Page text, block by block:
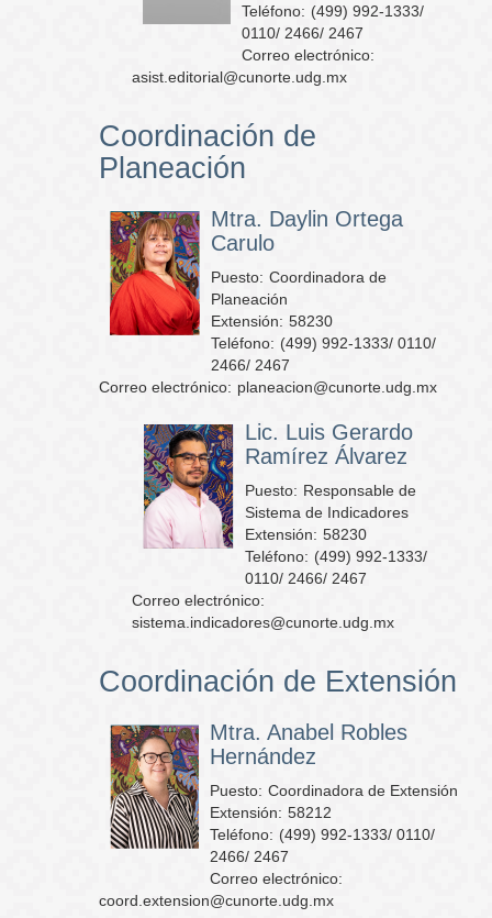
Teléfono: (499) 992-1333/
0110/ 2466/ 2467
Correo electrónico:
asist.editorial@cunorte.udg.mx
Coordinación de
Planeación
Mtra. Daylin Ortega
Carulo
Puesto: Coordinadora de
Planeación
Extensión: 58230
Teléfono: (499) 992-1333/ 0110/
2466/ 2467
Correo electrónico: planeacion@cunorte.udg.mx
Lic. Luis Gerardo
Ramírez Álvarez
Puesto: Responsable de
Sistema de Indicadores
Extensión: 58230
Teléfono: (499) 992-1333/
0110/ 2466/ 2467
Correo electrónico:
sistema.indicadores@cunorte.udg.mx
Coordinación de Extensión
Mtra. Anabel Robles
Hernández
Puesto: Coordinadora de Extensión
Extensión: 58212
Teléfono: (499) 992-1333/ 0110/
2466/ 2467
Correo electrónico:
coord.extension@cunorte.udg.mx